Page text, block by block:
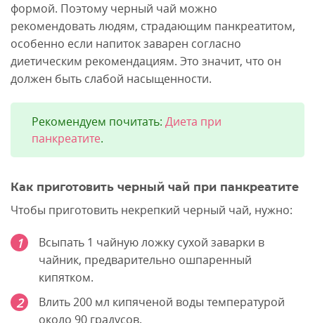
формой. Поэтому черный чай можно
рекомендовать людям, страдающим панкреатитом,
особенно если напиток заварен согласно
диетическим рекомендациям. Это значит, что он
должен быть слабой насыщенности.
Рекомендуем почитать: Диета при
панкреатите.
Как приготовить черный чай при панкреатите
Чтобы приготовить некрепкий черный чай, нужно:
Всыпать 1 чайную ложку сухой заварки в
чайник, предварительно ошпаренный
кипятком.
Влить 200 мл кипяченой воды температурой
около 90 градусов.